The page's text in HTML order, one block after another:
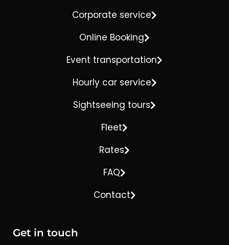
Corporate service
Online Booking
Event transportation
Hourly car service
Sightseeing tours
Fleet
Rates
FAQ
Contact
Get in touch